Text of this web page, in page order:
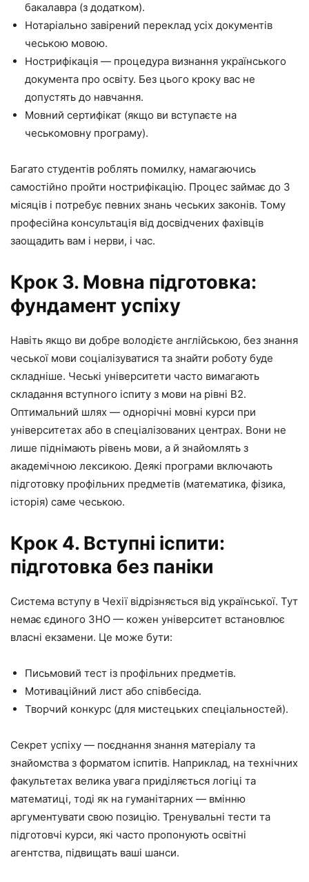
бакалавра (з додатком).
Нотаріально завірений переклад усіх документів
чеською мовою.
Нострифікація — процедура визнання українського
документа про освіту. Без цього кроку вас не
допустять до навчання.
Мовний сертифікат (якщо ви вступаєте на
чеськомовну програму).
Багато студентів роблять помилку, намагаючись
самостійно пройти нострифікацію. Процес займає до 3
місяців і потребує певних знань чеських законів. Тому
професійна консультація від досвідчених фахівців
заощадить вам і нерви, і час.
Крок 3. Мовна підготовка:
фундамент успіху
Навіть якщо ви добре володієте англійською, без знання
чеської мови соціалізуватися та знайти роботу буде
складніше. Чеські університети часто вимагають
складання вступного іспиту з мови на рівні B2.
Оптимальний шлях — однорічні мовні курси при
університетах або в спеціалізованих центрах. Вони не
лише піднімають рівень мови, а й знайомлять з
академічною лексикою. Деякі програми включають
підготовку профільних предметів (математика, фізика,
історія) саме чеською.
Крок 4. Вступні іспити:
підготовка без паніки
Система вступу в Чехії відрізняється від української. Тут
немає єдиного ЗНО — кожен університет встановлює
власні екзамени. Це може бути:
Письмовий тест із профільних предметів.
Мотиваційний лист або співбесіда.
Творчий конкурс (для мистецьких спеціальностей).
Секрет успіху — поєднання знання матеріалу та
знайомства з форматом іспитів. Наприклад, на технічних
факультетах велика увага приділяється логіці та
математиці, тоді як на гуманітарних — вмінню
аргументувати свою позицію. Тренувальні тести та
підготовчі курси, які часто пропонують освітні
агентства, підвищать ваші шанси.